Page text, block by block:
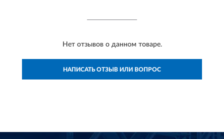
Нет отзывов о данном товаре.
НАПИСАТЬ ОТЗЫВ ИЛИ ВОПРОС